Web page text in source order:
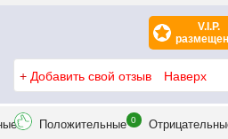
V.I.P.
+ Добавить свой отзыв Наверх
ые Положительные 0 Отрицат